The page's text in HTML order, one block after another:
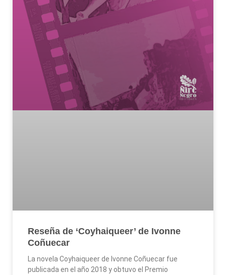
Reseña de ‘Coyhaiqueer’ de Ivonne
Coñuecar
La novela Coyhaiqueer de Ivonne Coñuecar fue
publicada en el año 2018 y obtuvo el Premio